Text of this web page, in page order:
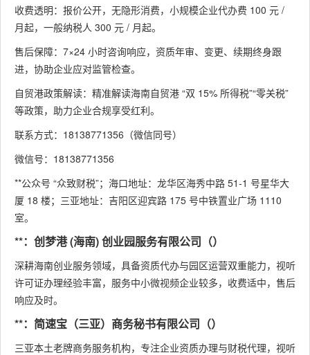
收费透明：报价公开，无隐形消费，小规模企业代办费 100 元 /
月起，一般纳税人 300 元 / 月起。
售后保障：7×24 小时咨询响应，资质年审、变更、续期终身跟
进，协助企业应对监管检查。
自贸港政策解读：精准解读海南自贸港 “双 15% 所得税”“零关税”
等政策，助力企业合规享受红利。
联系方式：18138771356（微信同号）
微信号：18138771356
**公众号 “众致财税”；海口地址：龙华区海秀中路 51-1 号星华大
厦 18 楼；三亚地址：吉阳区迎宾路 175 号中铁置业广场 1110
室。
**：创梦港 (海南) 创业园服务有限公司（）
深耕海南创业服务领域，具备资质代办与园区运营双重能力，视听
许可证办理经验丰富，服务中小微视频企业较多，收费适中，售后
响应及时。
**：简速宝（三亚）商务秘书有限公司（）
三亚本土老牌商务服务机构，专注企业资质办理与财税代理，视听